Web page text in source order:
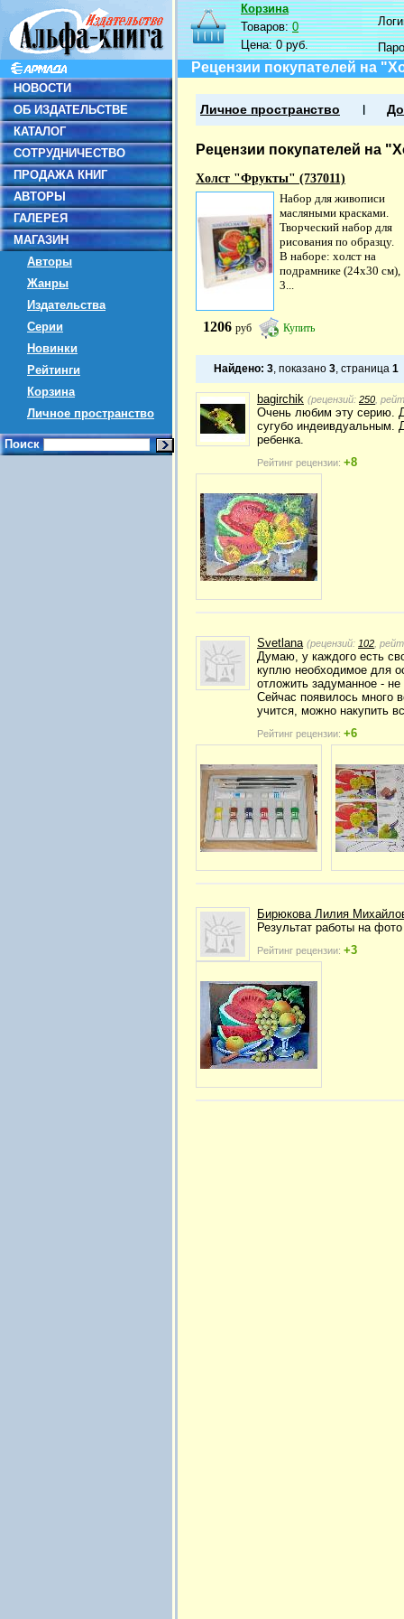
НОВОСТИ
ОБ ИЗДАТЕЛЬСТВЕ
КАТАЛОГ
СОТРУДНИЧЕСТВО
ПРОДАЖА КНИГ
АВТОРЫ
ГАЛЕРЕЯ
МАГАЗИН
Авторы
Жанры
Издательства
Серии
Новинки
Рейтинги
Корзина
Личное пространство
Поиск
Корзина
Товаров:0
Цена:0 руб.
Рецензии покупателей на
Личное пространство
Рецензии покупателей на
Холст "Фрукты" (737011)
Набор для живописи
масляными красками.
Творческий набор для
рисования по образцу.
В наборе: холст на
подрамнике (24х30 см),
3...
1206 руб Купить
Найдено: 3, показано 3, страница 1
bagirchik (рецензий: 250 ,
Очень любим эту серию.
сугубо индеивдуальным.
ребенка.
Рейтинг рецензии: +8
Svetlana (рецензий: 102 ,
Думаю, у каждого есть
куплю необходимое для
отложить задуманное - не
Сейчас появилось много
учится, можно накупить
Рейтинг рецензии: +6
Бирюкова Лилия
Результат работы на фото
Рейтинг рецензии: +3